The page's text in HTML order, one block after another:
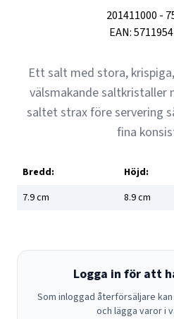
201411000 -
EAN:
Ett salt med stora,
välsmakande saltkristaller
saltet strax före servering
fina
Bredd: Höjd:
7.9cm 8.9cm
Logga in för att
Som inloggad återförsäljare
och lägga varor i